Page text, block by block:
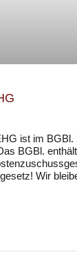
ist im BGBl.
BGBl.
Wir